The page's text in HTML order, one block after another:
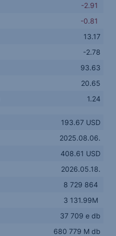
-2.91
-0.81
13.17
-2.78
93.63
20.65
1.24
193.67 USD
2025.08.06.
408.61 USD
2026.05.18.
8 729 864
3 131.99M
37 709 e db
680 779 M db